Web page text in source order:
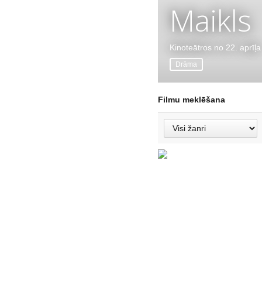
Maikls
Kinoteātros no 22. aprīļa
Drāma
Filmu meklēšana